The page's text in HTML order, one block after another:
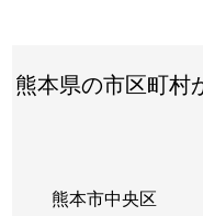
熊本県の市区町村
熊本市中央区